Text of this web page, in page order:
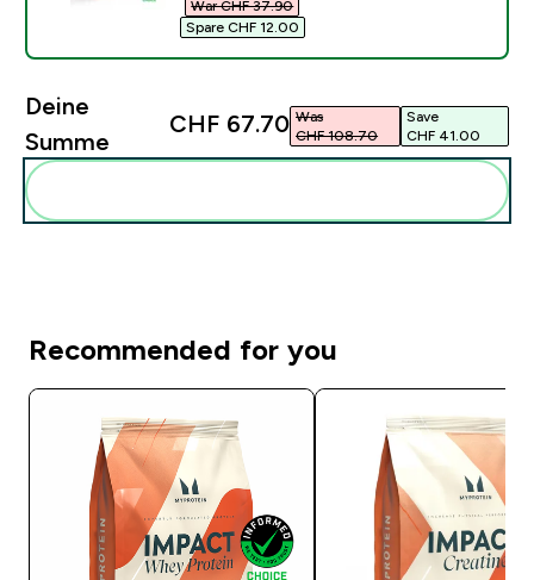
War CHF 37.90‎
Spare CHF 12.00‎
Deine
Summe
CHF 67.70‎ Was
CHF 108.70‎
Save
CHF 41.00‎
Recommended for you